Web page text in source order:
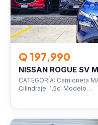
Q 197,990
NISSAN ROGUE SV
CATEGORÍA: Camioneta
Cilindraje: 1.5cl Modelo…